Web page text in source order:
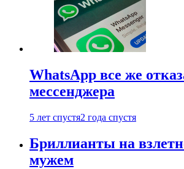
WhatsApp все же
мессенджера
5 лет спустя2 года спустя
Бриллианты на
мужем